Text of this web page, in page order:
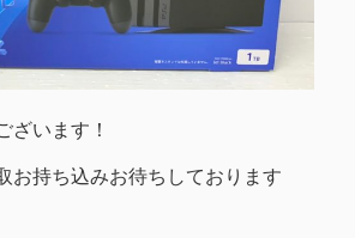
ざいます！
お持ち込みお待ちしております